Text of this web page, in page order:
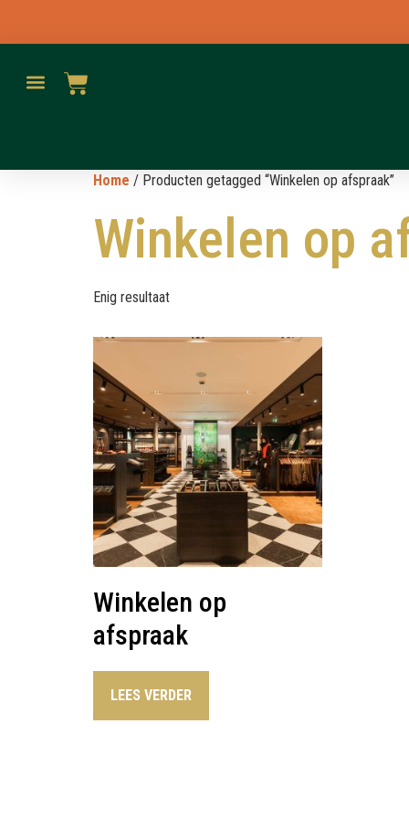
Home / Producten getagged “Winkelen op afspraak”
Winkelen op
Enig resultaat
Winkelen op
afspraak
LEES VERDER